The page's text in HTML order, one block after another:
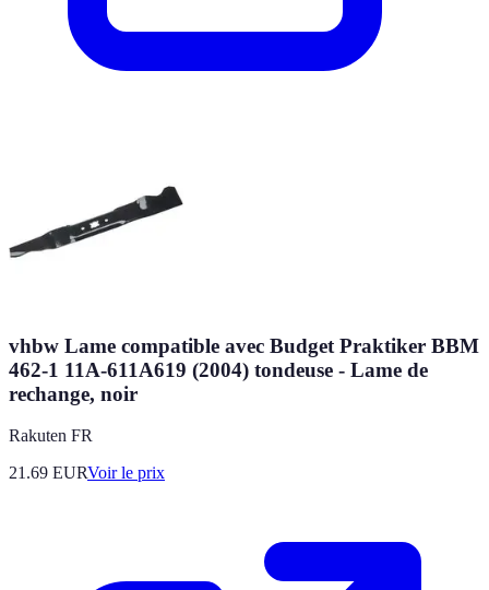
vhbw Lame compatible avec Budget Praktiker BBM
462-1 11A-611A619 (2004) tondeuse - Lame de
rechange, noir
Rakuten FR
21.69 EURVoir le prix